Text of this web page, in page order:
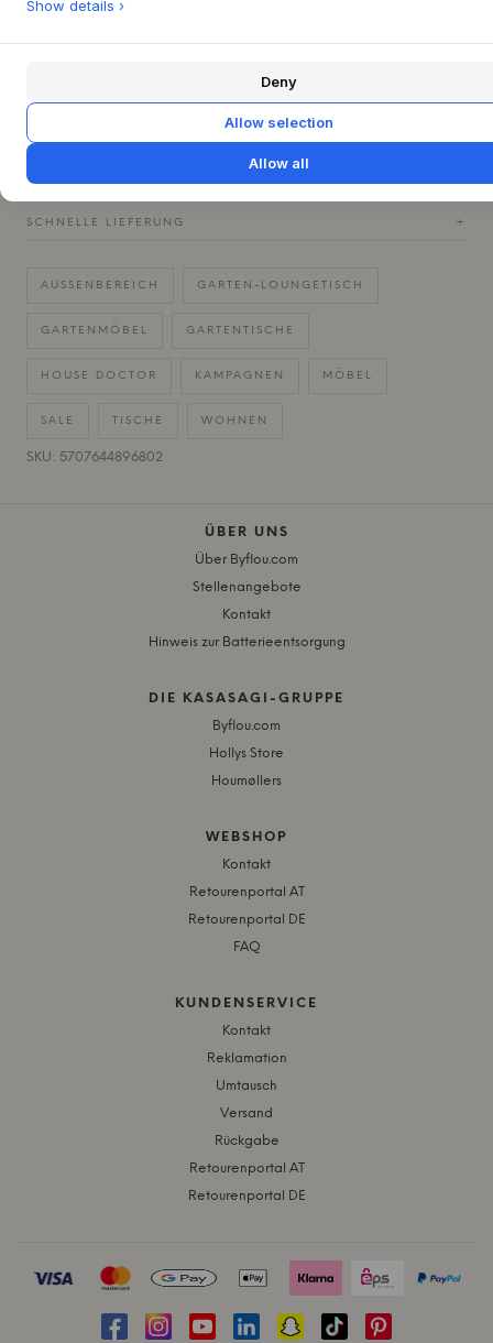
FRAGE ZU DIESEM PRODUKT?
30 TAGE EINFACHE RÜCKGABE
SCHNELLE LIEFERUNG +
AUSSENBEREICH GARTEN-LOUNGETISCH
GARTENMÖBEL GARTENTISCHE
HOUSE DOCTOR KAMPAGNEN MÖBEL
SALE TISCHE WOHNEN
SKU: 5707644896802
ÜBER UNS
Über Byflou.com
Stellenangebote
Kontakt
Hinweis zur Batterieentsorgung
DIE KASASAGI-GRUPPE
Byflou.com
Hollys Store
Houmøllers
WEBSHOP
Kontakt
Retourenportal AT
Retourenportal DE
FAQ
KUNDENSERVICE
Kontakt
Reklamation
Umtausch
Versand
Rückgabe
Retourenportal AT
Retourenportal DE
Show details ›
Deny
Allow selection
Allow all